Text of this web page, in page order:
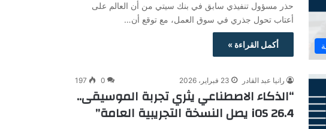
حذر مسؤول تنفيذي سابق في بنك سيتي من أن العالم على
أعتاب تحول جذري في سوق العمل، مع توقع أن…
أكمل القراءة »
رانيا عبد القادر 23 فبراير، 2026 0
197
“الذكاء الاصطناعي يثري تجربة الموسيقى..
iOS 26.4 يصل النسخة التجريبية العامة”